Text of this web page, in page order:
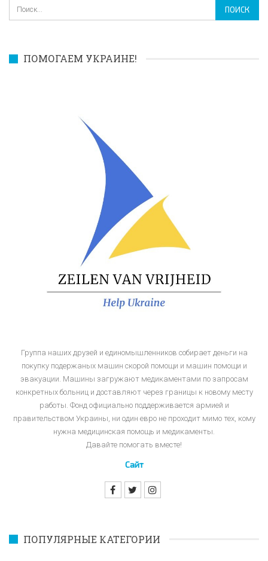
ПОМОГАЕМ УКРАИНЕ!
Группа наших друзей и единомышленников собирает деньги на
покупку подержаных машин скорой помощи и машин помощи и
эвакуации. Машины загружают медикаментами по запросам
конкретных больниц и доставляют через границы к новому месту
работы. Фонд официально поддерживается армией и
правительством Украины, ни один евро не проходит мимо тех, кому
нужна медицинская помощь и медикаменты.
Давайте помогать вместе!
Сайт
ПОПУЛЯРНЫЕ КАТЕГОРИИ